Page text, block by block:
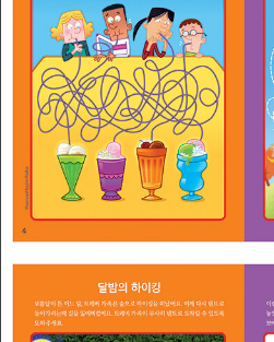
Music Mania-신나는 음악나라》《
찾기》1~4권《Highlights 인기주제
ur)》 Highlights 인기 주제별 숨은그
(Farm) , 우정(Friendship)》《
우주((Space) 농장(Farm) 바다
릿(Secret) Jumbo(점보)등이 출간